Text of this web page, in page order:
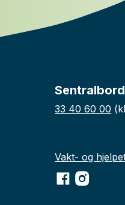
Sentralbord
33 40 60 00
Vakt- og
Facebook
Instagram